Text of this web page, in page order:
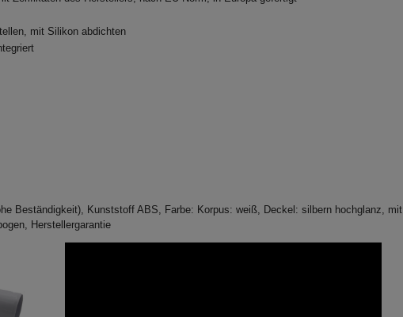
mit Silikon abdichten
Beständigkeit), Kunststoff ABS, Farbe: Korpus: weiß, Deckel: silbern hochglanz, mit
Herstellergarantie